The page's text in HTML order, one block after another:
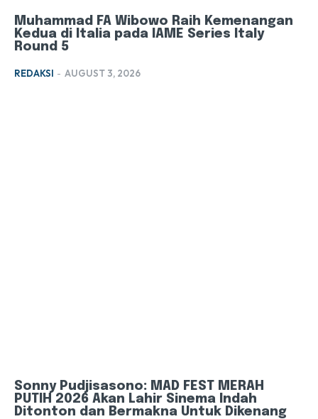
Muhammad FA Wibowo Raih Kemenangan
Kedua di Italia pada IAME Series Italy
Round 5
REDAKSI - AUGUST 3, 2026
Sonny Pudjisasono: MAD FEST MERAH
PUTIH 2026 Akan Lahir Sinema Indah
Ditonton dan Bermakna Untuk Dikenang